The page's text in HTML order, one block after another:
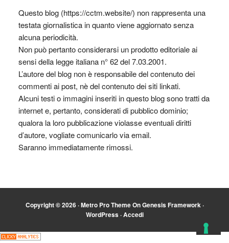
Questo blog (https://cctm.website/) non rappresenta una
testata giornalistica in quanto viene aggiornato senza
alcuna periodicità.
Non può pertanto considerarsi un prodotto editoriale ai
sensi della legge italiana n° 62 del 7.03.2001.
L’autore del blog non è responsabile del contenuto dei
commenti ai post, nè del contenuto dei siti linkati.
Alcuni testi o immagini inseriti in questo blog sono tratti da
internet e, pertanto, considerati di pubblico dominio;
qualora la loro pubblicazione violasse eventuali diritti
d’autore, vogliate comunicarlo via email.
Saranno immediatamente rimossi.
Copyright © 2026 ·Metro Pro ThemeOnGenesis Framework·
WordPress·Accedi